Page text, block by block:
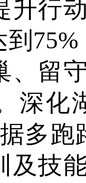
升行
、留
深化
多跑
及技